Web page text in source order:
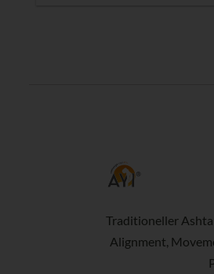
Traditioneller
Alignment,